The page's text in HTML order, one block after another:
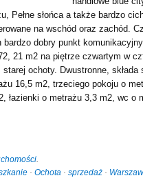
Pełne słońca a także bardzo
na wschód oraz zachód.
dobry punkt
21 m2 na piętrze czwartym w
ochoty. Dwustronne,
16,5 m2, trzeciego pokoju o
łazienki o metrażu 3,3 m2, wc o
.
· Ochota · sprzedaż ·